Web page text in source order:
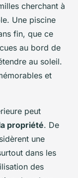
cherchant à
Une piscine
fin, que ce
au bord de
au soleil.
et
peut
propriété. De
une
dans les
des